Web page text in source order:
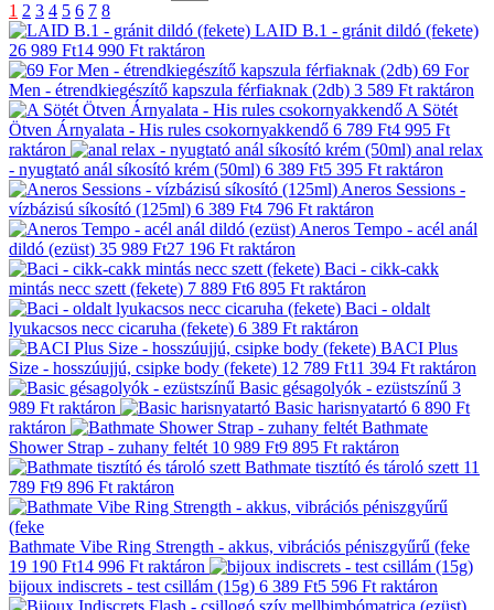
1 2 3 4 5 6 7 8
LAID B.1 - gránit dildó (fekete)
26 989 Ft14 990 Ft raktáron
69 For
Men - étrendkiegészítő kapszula férfiaknak (2db) 3 589 Ft raktáron
A Sötét
Ötven Árnyalata - His rules csokornyakkendő 6 789 Ft4 995 Ft
raktáron
anal relax
- nyugtató anál síkosító krém (50ml) 6 389 Ft5 395 Ft raktáron
Aneros Sessions -
vízbázisú síkosító (125ml) 6 389 Ft4 796 Ft raktáron
Aneros Tempo - acél anál
dildó (ezüst) 35 989 Ft27 196 Ft raktáron
Baci - cikk-cakk
mintás necc szett (fekete) 7 889 Ft6 895 Ft raktáron
Baci - oldalt
lyukacsos necc cicaruha (fekete) 6 389 Ft raktáron
BACI Plus
Size - hosszúujjú, csipke body (fekete) 12 789 Ft11 394 Ft raktáron
Basic gésagolyók - ezüstszínű 3
989 Ft raktáron Basic harisnyatartó 6 890 Ft
raktáron
Bathmate
Shower Strap - zuhany feltét 10 989 Ft9 895 Ft raktáron
Bathmate tisztító és tároló szett 11
789 Ft9 896 Ft raktáron
Bathmate Vibe Ring Strength - akkus, vibrációs péniszgyűrű (feke
19 190 Ft14 996 Ft raktáron
bijoux indiscrets - test csillám (15g) 6 389 Ft5 596 Ft raktáron